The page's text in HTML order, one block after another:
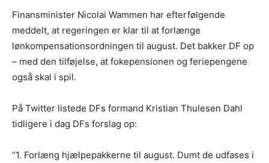
Finansminister Nicolai Wammen har efterfølgende
meddelt, at regeringen er klar til at forlænge
lønkompensationsordningen til august. Det bakker DF op
– med den tilføjelse, at fokepensionen og feriepengene
også skal i spil.
På Twitter listede DFs formand Kristian Thulesen Dahl
tidligere i dag DFs forslag op:
“1. Forlæng hjælpepakkerne til august. Dumt de udfases i